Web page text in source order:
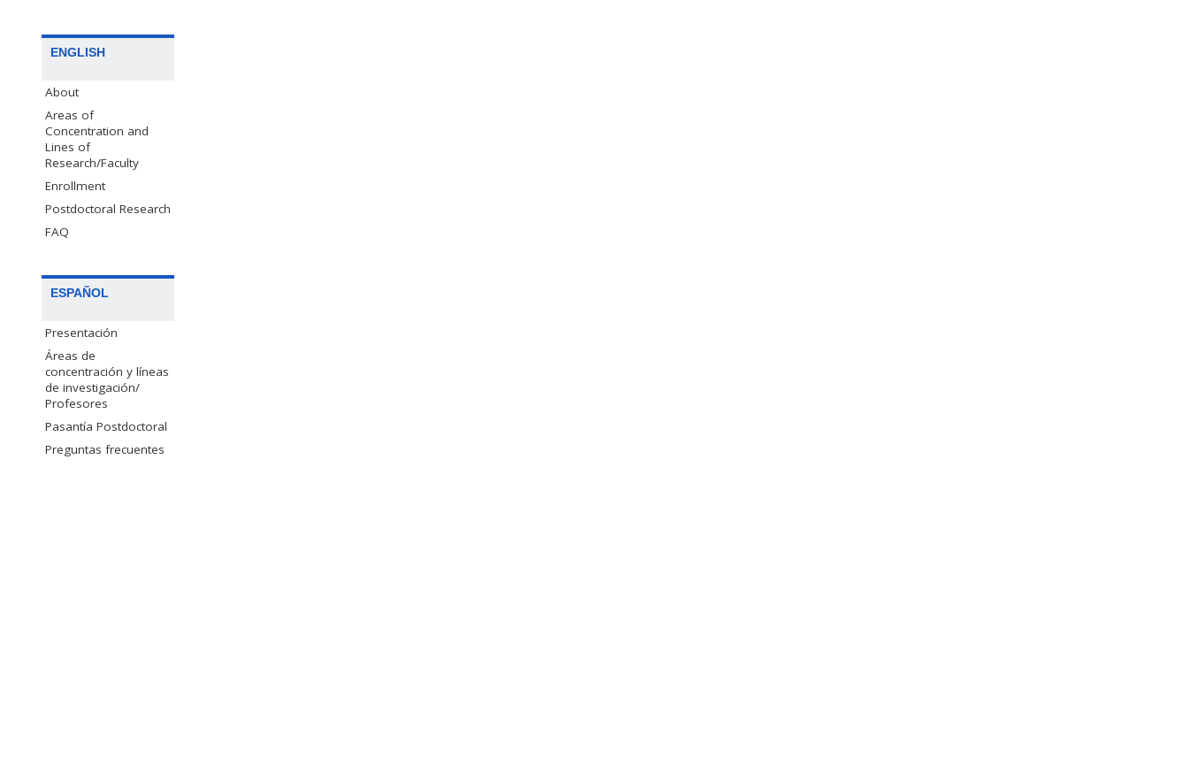
ENGLISH
About
Areas of
Concentration and
Lines of
Research/Faculty
Enrollment
Postdoctoral Research
FAQ
ESPAÑOL
Presentación
Áreas de
concentración y líneas
de investigación/
Profesores
Pasantía Postdoctoral
Preguntas frecuentes